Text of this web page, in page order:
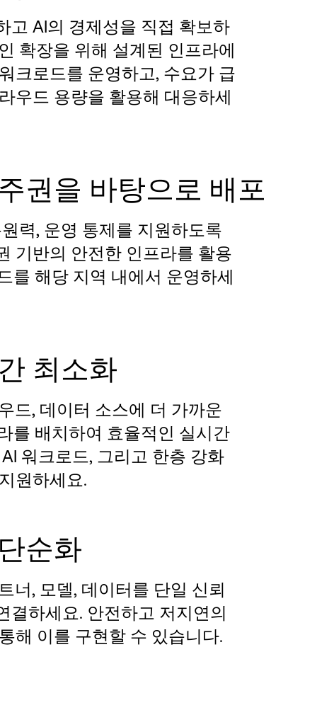
고 AI의 경제성을 직접 확보하
확장을 위해 설계된 인프라에
크로드를 운영하고, 수요가 급
우드 용량을 활용해 대응하세
권을 바탕으로 배포
력, 운영 통제를 지원하도록
기반의 안전한 인프라를 활용
를 해당 지역 내에서 운영하세
최소화
드, 데이터 소스에 더 가까운
를 배치하여 효율적인 실시간
워크로드, 그리고 한층 강화
원하세요.
순화
너, 모델, 데이터를 단일 신뢰
결하세요. 안전하고 저지연의
해 이를 구현할 수 있습니다.